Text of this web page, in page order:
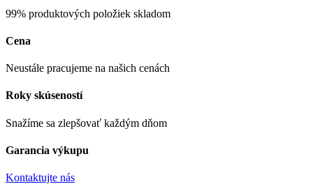
99% produktových položiek skladom
Cena
Neustále pracujeme na našich cenách
Roky skúseností
Snažíme sa zlepšovať každým dňom
Garancia výkupu
Kontaktujte nás